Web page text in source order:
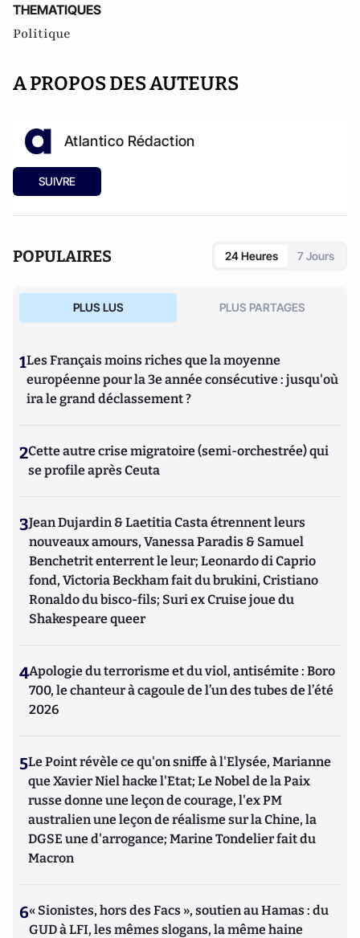
THEMATIQUES
Politique
A PROPOS DES AUTEURS
Atlantico Rédaction
SUIVRE
POPULAIRES 24 Heures 7 Jours
PLUS LUS PLUS PARTAGES
1Les Français moins riches que la moyenne
européenne pour la 3e année consécutive : jusqu'où
ira le grand déclassement ?
2Cette autre crise migratoire (semi-orchestrée) qui
se profile après Ceuta
3Jean Dujardin & Laetitia Casta étrennent leurs
nouveaux amours, Vanessa Paradis & Samuel
Benchetrit enterrent le leur; Leonardo di Caprio
fond, Victoria Beckham fait du brukini, Cristiano
Ronaldo du bisco-fils; Suri ex Cruise joue du
Shakespeare queer
4Apologie du terrorisme et du viol, antisémite : Boro
700, le chanteur à cagoule de l’un des tubes de l’été
2026
5Le Point révèle ce qu'on sniffe à l'Elysée, Marianne
que Xavier Niel hacke l'Etat; Le Nobel de la Paix
russe donne une leçon de courage, l'ex PM
australien une leçon de réalisme sur la Chine, la
DGSE une d'arrogance; Marine Tondelier fait du
Macron
6« Sionistes, hors des Facs », soutien au Hamas : du
GUD à LFI, les mêmes slogans, la même haine